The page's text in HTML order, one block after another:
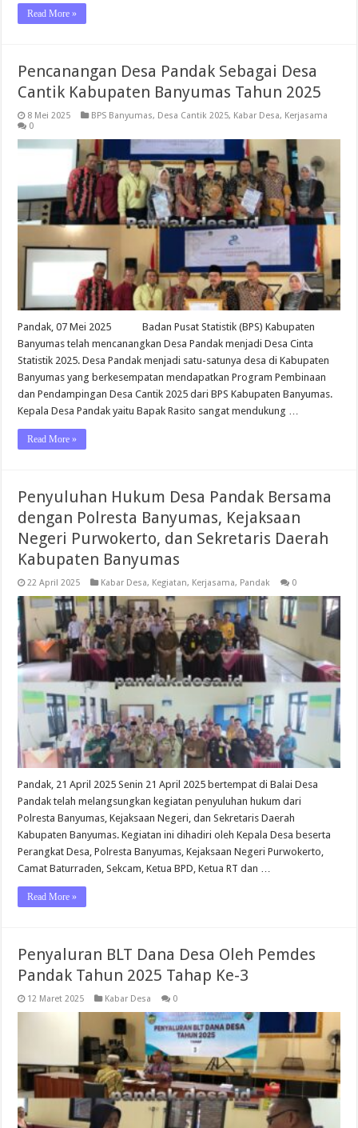
Read More »
Pencanangan Desa Pandak Sebagai Desa
Cantik Kabupaten Banyumas Tahun 2025
8 Mei 2025 BPS Banyumas, Desa Cantik 2025, Kabar Desa, Kerjasama
0
Pandak, 07 Mei 2025 Badan Pusat Statistik (BPS) Kabupaten
Banyumas telah mencanangkan Desa Pandak menjadi Desa Cinta
Statistik 2025. Desa Pandak menjadi satu-satunya desa di Kabupaten
Banyumas yang berkesempatan mendapatkan Program Pembinaan
dan Pendampingan Desa Cantik 2025 dari BPS Kabupaten Banyumas.
Kepala Desa Pandak yaitu Bapak Rasito sangat mendukung …
Read More »
Penyuluhan Hukum Desa Pandak Bersama
dengan Polresta Banyumas, Kejaksaan
Negeri Purwokerto, dan Sekretaris Daerah
Kabupaten Banyumas
22 April 2025 Kabar Desa, Kegiatan, Kerjasama, Pandak 0
Pandak, 21 April 2025 Senin 21 April 2025 bertempat di Balai Desa
Pandak telah melangsungkan kegiatan penyuluhan hukum dari
Polresta Banyumas, Kejaksaan Negeri, dan Sekretaris Daerah
Kabupaten Banyumas. Kegiatan ini dihadiri oleh Kepala Desa beserta
Perangkat Desa, Polresta Banyumas, Kejaksaan Negeri Purwokerto,
Camat Baturraden, Sekcam, Ketua BPD, Ketua RT dan …
Read More »
Penyaluran BLT Dana Desa Oleh Pemdes
Pandak Tahun 2025 Tahap Ke-3
12 Maret 2025 Kabar Desa 0